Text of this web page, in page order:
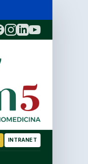
INTRANET